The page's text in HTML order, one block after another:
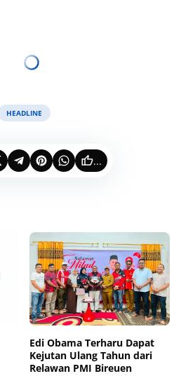
HEADLINE
...
Edi Obama Terharu Dapat
Kejutan Ulang Tahun dari
Relawan PMI Bireuen